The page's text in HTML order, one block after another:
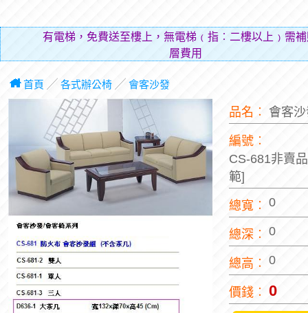
有電梯，免費送至樓上，無電梯﹙指︰二樓以上﹚需
層費用（貼補搬
首頁 ╱ 各式辦公椅╱ 會客沙發
品名︰ 會客
編號︰
CS-681非賣
範]
總寬︰ 0
總深︰ 0
總高︰ 0
價錢︰ 0